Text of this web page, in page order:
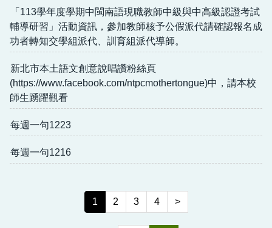
「113學年度學期中閩南語現職教師中級與中高級認證考試
輔導研習」活動資訊，參加教師核予公假派代請確認報名成
功者轉知交學組派代、訓育組派代導師。
新北市本土語文創意說唱讚粉絲頁
(https://www.facebook.com/ntpcmothertongue)中，請本校
師生踴躍觀看
每週一句1223
每週一句1216
1 2 3 4 >